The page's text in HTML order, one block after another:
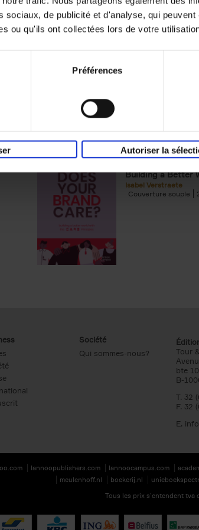
sociaux, de publicité et d'analyse, qui
ou qu'ils ont collectées lors de votre
Préférences
Autoriser la
Digital
completely
Does Your
Building a Better
Isabel Verstraete
Couverture souple
Société
Qui sommes-nous?
Tour
bte
B-
T. 32
F. 32
E.
lannoopublishers.com lannoocampus.com
meulenhoff.nl
boekerij.nl
Tous les prix s’entendent tva